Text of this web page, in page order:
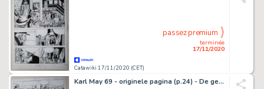
Catawiki 17/11/2020 (CET)
terminée
17/11/2020
passez premium
Karl May 69 - originele pagina (p.24) - De getuige - (1981)